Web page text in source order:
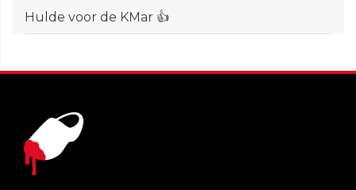
Hulde voor de KMar 👍